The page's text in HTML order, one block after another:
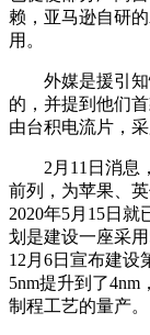
赖，亚马逊自研
用。
外媒是援引知
的，并提到他们
由台积电流片，采
2月11日消息，
前列，为苹果、
2020年5月15日
划是建设一座采
12月6日宣布建设
5nm提升到了
制程工艺的量产。